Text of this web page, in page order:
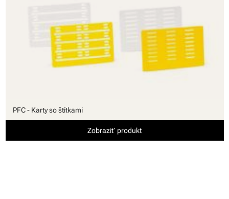
PFC - Karty so štítkami
Zobraziť produkt